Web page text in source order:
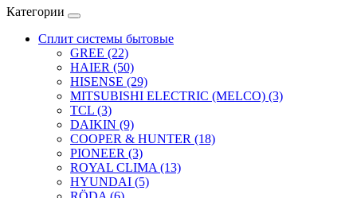
Категории
Сплит системы бытовые
GREE (22)
HAIER (50)
HISENSE (29)
MITSUBISHI ELECTRIC (MELCO) (3)
TCL (3)
DAIKIN (9)
COOPER & HUNTER (18)
PIONEER (3)
ROYAL CLIMA (13)
HYUNDAI (5)